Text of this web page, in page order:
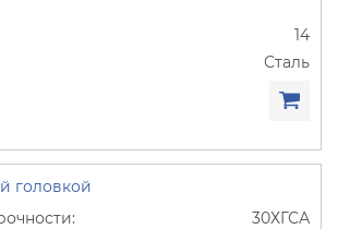
14
Сталь
головкой
30ХГСА